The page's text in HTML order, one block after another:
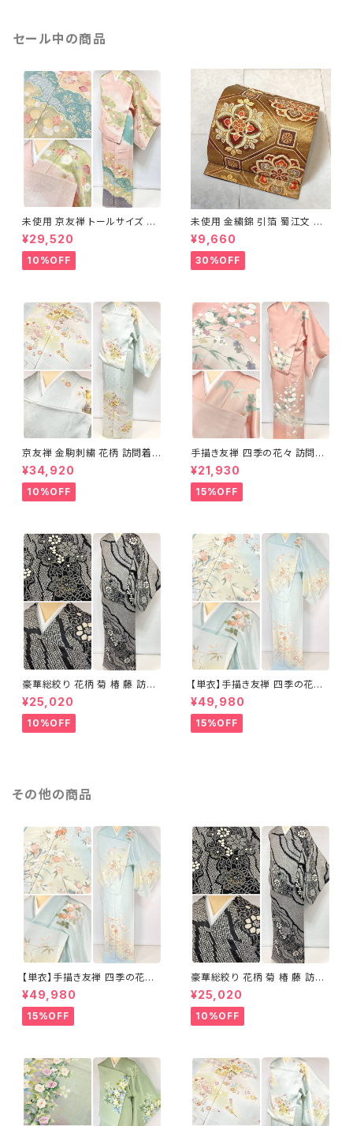
セール中の商品
未使用 京友禅 トールサイズ 染
め分け 金彩 訪問着 袷 正絹 ピ
ンク 黄緑 紫 黄色 1438
¥29,520
10%OFF
未使用 金繍錦 引箔 蜀江文 唐
織 華紋 袋帯 正絹 金糸 ゴール
ド 赤 紫 710
¥9,660
30%OFF
京友禅 金駒刺繍 花柄 訪問着
正絹 水色 黄緑 パステルカラー
アイスグリーン 1433
¥34,920
10%OFF
手描き友禅 四季の花々 訪問着
袷 正絹 サーモンピンク クリー
ム 白 桃花色 1434
¥21,930
15%OFF
豪華総絞り 花柄 菊 椿 藤 訪問
着 鹿の子絞り ラメ 正絹 黒 白
グレー 1435
¥25,020
10%OFF
【単衣】手描き友禅 四季の花々
正絹 訪問着 水色 黄緑 白 パス
テルカラー 1431
¥49,980
15%OFF
その他の商品
【単衣】手描き友禅 四季の花々
正絹 訪問着 水色 黄緑 白 パス
テルカラー 1431
¥49,980
15%OFF
豪華総絞り 花柄 菊 椿 藤 訪問
着 鹿の子絞り ラメ 正絹 黒 白
グレー 1435
¥25,020
10%OFF